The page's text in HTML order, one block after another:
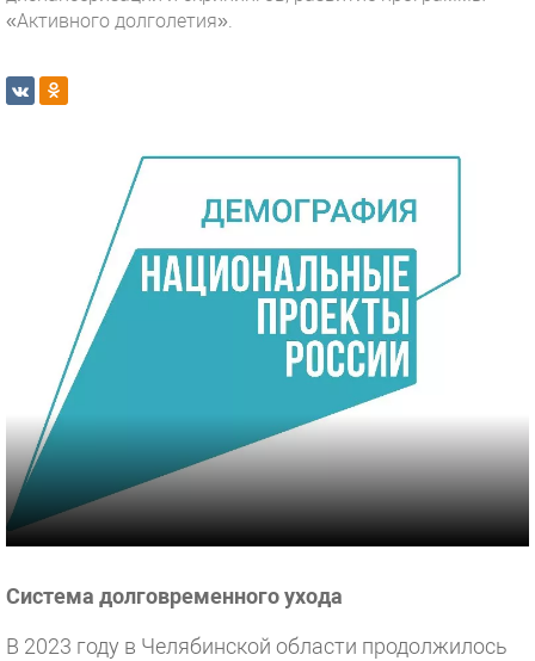
«Активного долголетия».
Система долговременного ухода
В 2023 году в Челябинской области продолжилось